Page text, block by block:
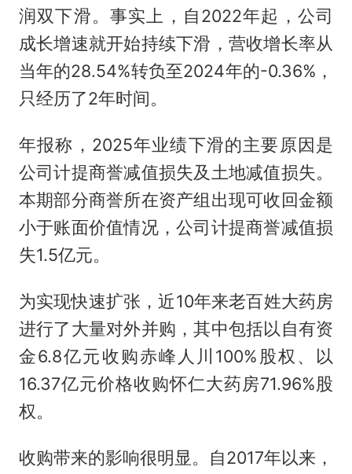
润双下滑。事实上，自2022年起，公司
成长增速就开始持续下滑，营收增长率从
当年的28.54%转负至2024年的-0.36%，
只经历了2年时间。
年报称，2025年业绩下滑的主要原因是
公司计提商誉减值损失及土地减值损失。
本期部分商誉所在资产组出现可收回金额
小于账面价值情况，公司计提商誉减值损
失1.5亿元。
为实现快速扩张，近10年来老百姓大药房
进行了大量对外并购，其中包括以自有资
金6.8亿元收购赤峰人川100%股权、以
16.37亿元价格收购怀仁大药房71.96%股
权。
收购带来的影响很明显。自2017年以来，